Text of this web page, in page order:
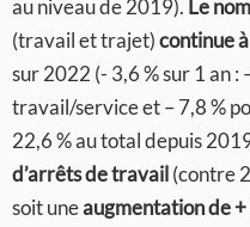
au niveau de 2019). Le
(travail et trajet)continue
sur 2022 (- 3,6 % sur 1 an :
travail/service et – 7,8 %
22,6 % au total depuis
d’arrêtsde travail(contre
soit uneaugmentation de +